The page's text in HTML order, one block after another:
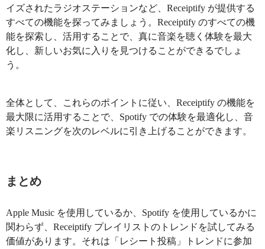
イズされたラジオステーションなど、Receiptify が提供する
すべての機能を探ってみましょう。Receiptify のすべての機
能を探索し、活用することで、真に音楽を聴く体験を最大
化し、新しいお気に入りを見つけることができるでしょ
う。
全体として、これらのポイントに従い、Receiptify の機能を
最大限に活用することで、Spotify での体験を最適化し、音
楽リスニングを次のレベルに引き上げることができます。
まとめ
Apple Music を使用しているか、Spotify を使用しているかに
関わらず、Receiptify プレイリストのトレンドを試してみる
価値があります。それは「レシート投稿」トレンドに参加